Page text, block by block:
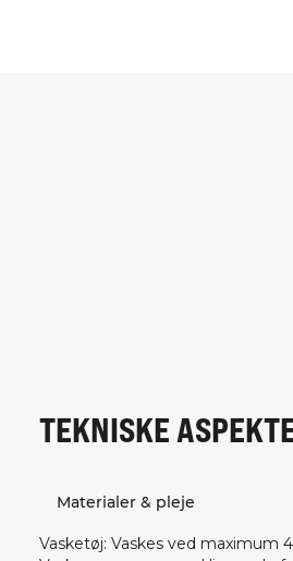
TEKNISKE
Materialer & pleje
Vasketøj: Vaskes ved maximum